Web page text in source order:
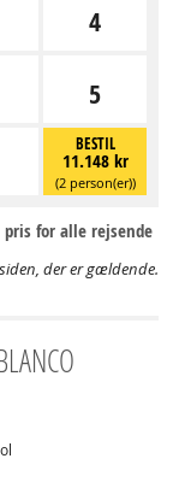
4
5
BESTIL
11.148 kr
(2 person(er))
pris for alle rejsende
der er gældende.